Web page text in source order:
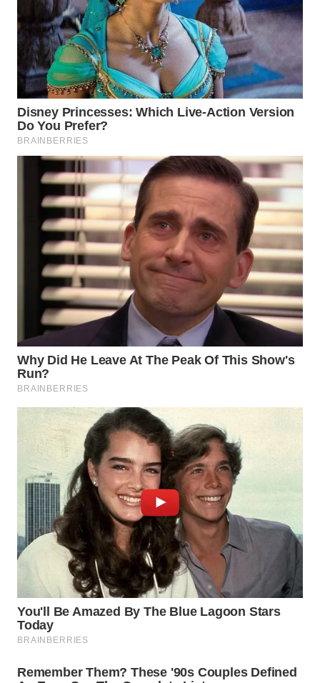
WAHANA
KONSUMEN
WAHANA
LISTRIK
WAHANA
TRAVEL
WAHANA
TV
WAHANANEWS
ID
WAHANANEWS
CO ID
WAHANANEWS
WAHANA
SPORT
WAHANA
WAHANA
SELEB
WAHANA
PERSONA
WAHANA
OTOMOTIF
HEALTH